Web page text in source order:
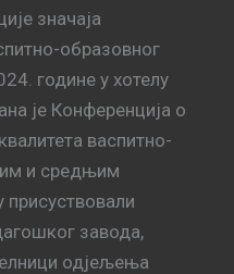
значаја
образовног
године у хотелу
је Конференција о
васпитно-
и средњим
завода,
одјељења